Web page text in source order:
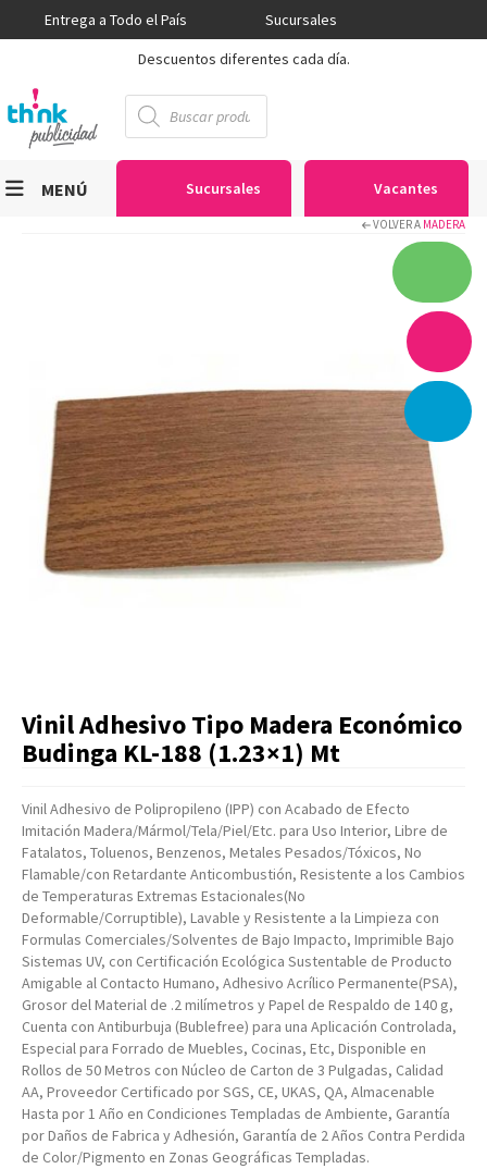
Entrega a Todo el País
Sucursales
Descuentos diferentes cada día.
Búsqueda
de
productos
Sucursales Vacantes
MENÚ
Textiles
Equipos
Seguridad
Artículos Varios
Catálogos
VOLVER A MADERA
Vinil Adhesivo Tipo Madera Económico
Budinga KL-188 (1.23×1) Mt
Vinil Adhesivo de Polipropileno (IPP) con Acabado de Efecto
Imitación Madera/Mármol/Tela/Piel/Etc. para Uso Interior, Libre de
Fatalatos, Toluenos, Benzenos, Metales Pesados/Tóxicos, No
Flamable/con Retardante Anticombustión, Resistente a los Cambios
de Temperaturas Extremas Estacionales(No
Deformable/Corruptible), Lavable y Resistente a la Limpieza con
Formulas Comerciales/Solventes de Bajo Impacto, Imprimible Bajo
Sistemas UV, con Certificación Ecológica Sustentable de Producto
Amigable al Contacto Humano, Adhesivo Acrílico Permanente(PSA),
Grosor del Material de .2 milímetros y Papel de Respaldo de 140 g,
Cuenta con Antiburbuja (Bublefree) para una Aplicación Controlada,
Especial para Forrado de Muebles, Cocinas, Etc, Disponible en
Rollos de 50 Metros con Núcleo de Carton de 3 Pulgadas, Calidad
AA, Proveedor Certificado por SGS, CE, UKAS, QA, Almacenable
Hasta por 1 Año en Condiciones Templadas de Ambiente, Garantía
por Daños de Fabrica y Adhesión, Garantía de 2 Años Contra Perdida
de Color/Pigmento en Zonas Geográficas Templadas.